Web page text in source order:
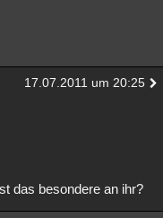
17.07.2011 um 20:25
das besondere an ihr?